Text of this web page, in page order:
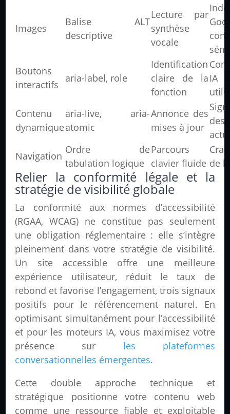
Images
Balise ALT
descriptive
Lecture par
synthèse
vocale
Boutons
interactifs
aria-label, role
Identification
claire de la
fonction
IA
Contenu
dynamique
aria-live, aria-
atomic
Annonce des
mises à jour
Navigation
Ordre de
tabulation logique
Parcours
clavier fluide de
Relier la conformité légale et la
stratégie de visibilité globale
La conformité aux normes d’accessibilité
(RGAA, WCAG) ne constitue pas seulement
une obligation réglementaire : elle s’intègre
pleinement dans votre stratégie de visibilité.
Un site accessible offre une meilleure
expérience utilisateur, réduit le taux de
rebond et favorise l’engagement, trois signaux
positifs pour le référencement naturel. En
optimisant simultanément pour l’accessibilité
et pour les moteurs IA, vous maximisez votre
présence sur les plateformes
conversationnelles émergentes.
Cette double approche technique et
stratégique positionne votre contenu web
comme une ressource fiable et exploitable